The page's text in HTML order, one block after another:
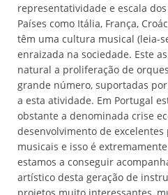
representatividade e escala
Países como Itália, França,
têm uma cultura musical (leia-
enraizada na sociedade. Este
natural a proliferação de
grande número, suportadas
a esta atividade. Em Portugal
obstante a denominada crise
desenvolvimento de
musicais e isso é
estamos a conseguir
artístico desta geração de